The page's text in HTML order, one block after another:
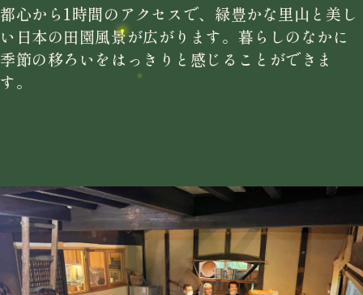
都心から1時間のアクセスで、緑豊かな里山と美し
い日本の田園風景が広がります。暮らしのなかに
季節の移ろいをはっきりと感じることができま
す。